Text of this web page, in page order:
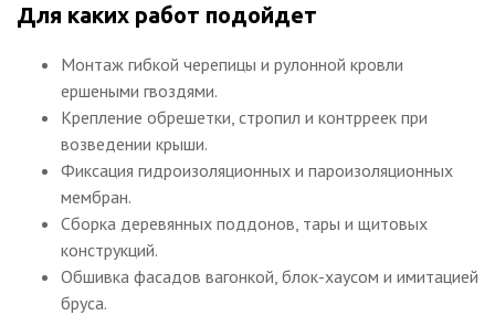
Для каких работ подойдет
Монтаж гибкой черепицы и рулонной кровли
ершеными гвоздями.
Крепление обрешетки, стропил и контрреек при
возведении крыши.
Фиксация гидроизоляционных и пароизоляционных
мембран.
Сборка деревянных поддонов, тары и щитовых
конструкций.
Обшивка фасадов вагонкой, блок-хаусом и имитацией
бруса.